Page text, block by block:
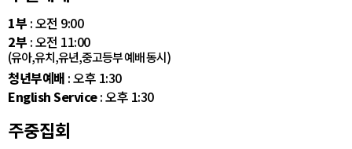
1부 : 오전 9:00
2부 : 오전 11:00
(유아,유치,유년,중고등부 예배 동시)
청년부예배 : 오후 1:30
English Service: 오후 1:30
주중집회